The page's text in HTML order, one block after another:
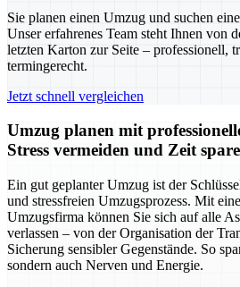
Sie planen einen Umzug und suchen
Unser erfahrenes Team steht Ihnen von
letzten Karton zur Seite – professionell,
termingerecht.
Jetzt schnell vergleichen
Umzug planen mit
Stress vermeiden und Zeit
Ein gut geplanter Umzug ist der
und stressfreien Umzugsprozess. Mit
Umzugsfirma können Sie sich auf alle
verlassen – von der Organisation der
Sicherung sensibler Gegenstände. So
sondern auch Nerven und Energie.